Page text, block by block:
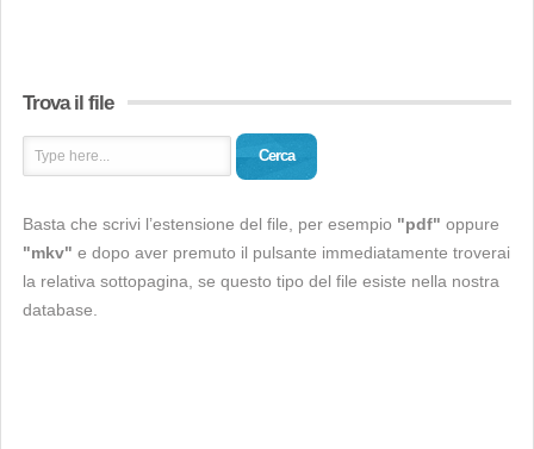
Trova il file
Cerca
Basta che scrivi l’estensione del file, per esempio "pdf" oppure
"mkv" e dopo aver premuto il pulsante immediatamente troverai
la relativa sottopagina, se questo tipo del file esiste nella nostra
database.